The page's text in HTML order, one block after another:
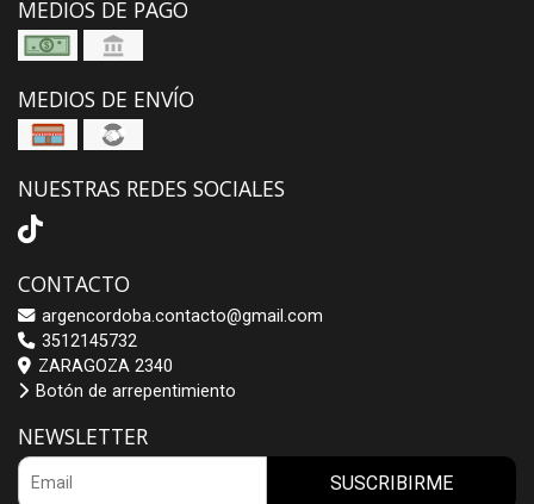
MEDIOS DE PAGO
MEDIOS DE ENVÍO
NUESTRAS REDES SOCIALES
CONTACTO
argencordoba.contacto@gmail.com
3512145732
ZARAGOZA 2340
Botón de arrepentimiento
NEWSLETTER
SUSCRIBIRME